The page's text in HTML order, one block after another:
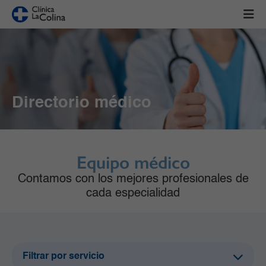
Directorio médico
Equipo médico
Contamos con los mejores profesionales de
cada especialidad
Filtrar por servicio